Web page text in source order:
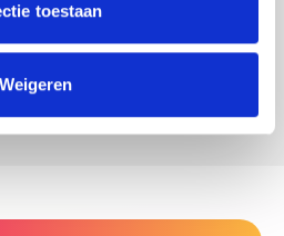
toestaan
Weigeren